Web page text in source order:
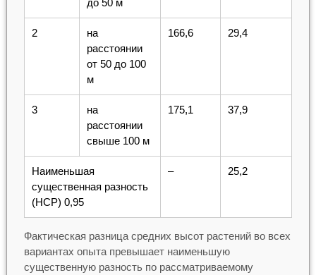
2
на
расстоянии
от 50 до 100
м
166,6 29,4
3
на
расстоянии
свыше 100 м
175,1 37,9
Наименьшая
существенная разность
(НСР) 0,95
– 25,2
Фактическая разница средних высот растений во всех
вариантах опыта превышает наименьшую
существенную разность по рассматриваемому